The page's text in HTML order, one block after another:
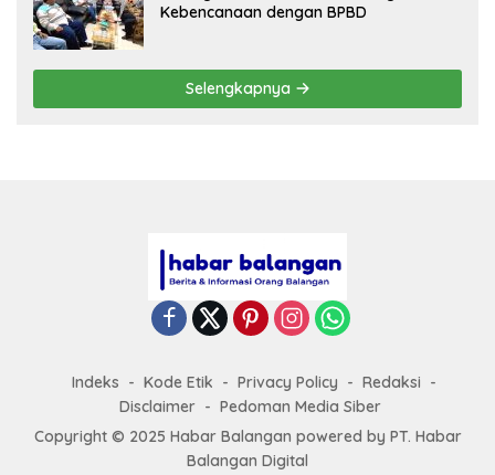
Kebencanaan dengan BPBD
Selengkapnya
Indeks Kode Etik Privacy Policy
Redaksi
Disclaimer
Pedoman Media Siber
Copyright © 2025 Habar Balangan powered by PT. Habar
Balangan Digital